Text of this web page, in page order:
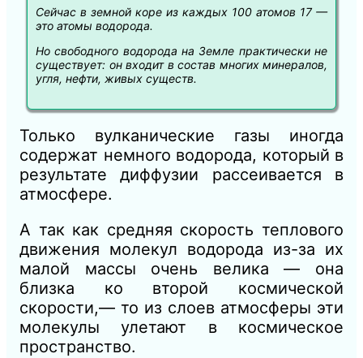
Сейчас в земной коре из каждых 100 атомов 17 —
это атомы водорода.
Но свободного водорода на Земле практически не
существует: он входит в состав многих минералов,
угля, нефти, живых существ.
Только вулканические газы иногда
содержат немного водорода, который в
результате диффузии рассеивается в
атмосфере.
А так как средняя скорость теплового
движения молекул водорода из-за их
малой массы очень велика — она
близка ко второй космической
скорости,— то из слоев атмосферы эти
молекулы улетают в космическое
пространство.